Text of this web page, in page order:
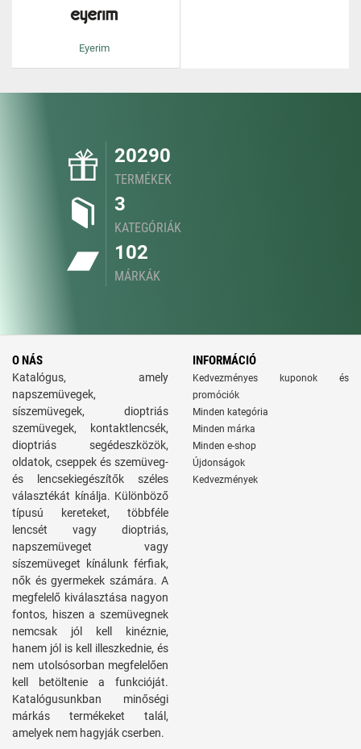
Eyerim
20290
TERMÉKEK
3
KATEGÓRIÁK
102
MÁRKÁK
O NÁS
Katalógus, amely
napszemüvegek,
síszemüvegek, dioptriás
szemüvegek, kontaktlencsék,
dioptriás segédeszközök,
oldatok, cseppek és szemüveg-
és lencsekiegészítők széles
választékát kínálja. Különböző
típusú kereteket, többféle
lencsét vagy dioptriás,
napszemüveget vagy
síszemüveget kínálunk férfiak,
nők és gyermekek számára. A
megfelelő kiválasztása nagyon
fontos, hiszen a szemüvegnek
nemcsak jól kell kinéznie,
hanem jól is kell illeszkednie, és
nem utolsósorban megfelelően
kell betöltenie a funkcióját.
Katalógusunkban minőségi
márkás termékeket talál,
amelyek nem hagyják cserben.
INFORMÁCIÓ
Kedvezményes kuponok és
promóciók
Minden kategória
Minden márka
Minden e-shop
Újdonságok
Kedvezmények